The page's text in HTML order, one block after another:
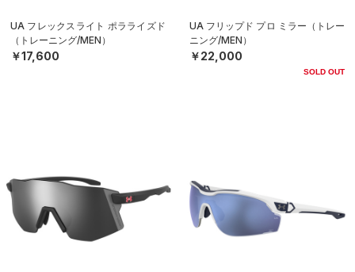
UA フレックスライト ポラライズド
（トレーニング/MEN）
￥17,600
UA フリップド プロ ミラー（トレー
ニング/MEN）
￥22,000
SOLD OUT